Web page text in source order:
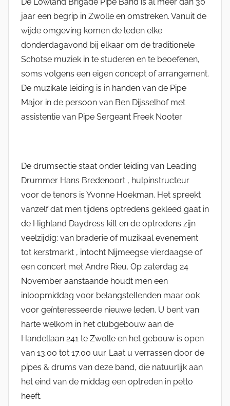
o
r
J
e
l
l
e
K
a
a
n
jaar een begrip in Zwolle en omstreken. Vanuit de
wijde omgeving komen de leden elke
donderdagavond bij elkaar om de traditionele
Schotse muziek in te studeren en te beoefenen,
soms volgens een eigen concept of arrangement.
De muzikale leiding is in handen van de Pipe
Major in de persoon van Ben Dijsselhof met
assistentie van Pipe Sergeant Freek Nooter.
De drumsectie staat onder leiding van Leading
Drummer Hans Bredenoort , hulpinstructeur
voor de tenors is Yvonne Hoekman. Het spreekt
vanzelf dat men tijdens optredens gekleed gaat in
de Highland Daydress kilt en de optredens zijn
veelzijdig: van braderie of muzikaal evenement
tot kerstmarkt , intocht Nijmeegse vierdaagse of
een concert met Andre Rieu. Op zaterdag 24
November aanstaande houdt men een
inloopmiddag voor belangstellenden maar ook
voor geïnteresseerde nieuwe leden. U bent van
harte welkom in het clubgebouw aan de
Handellaan 241 te Zwolle en het gebouw is open
van 13.00 tot 17.00 uur. Laat u verrassen door de
pipes & drums van deze band, die natuurlijk aan
het eind van de middag een optreden in petto
heeft.